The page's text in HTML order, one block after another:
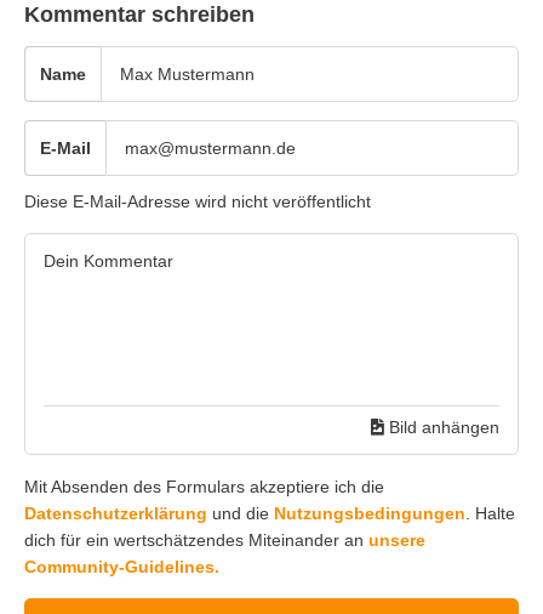
Kommentar schreiben
Name
E-Mail
Diese E-Mail-Adresse wird nicht veröffentlicht
Bild anhängen
Mit Absenden des Formulars akzeptiere ich die
Datenschutzerklärung und die Nutzungsbedingungen . Halte
dich für ein wertschätzendes Miteinander an unsere
Community-Guidelines.